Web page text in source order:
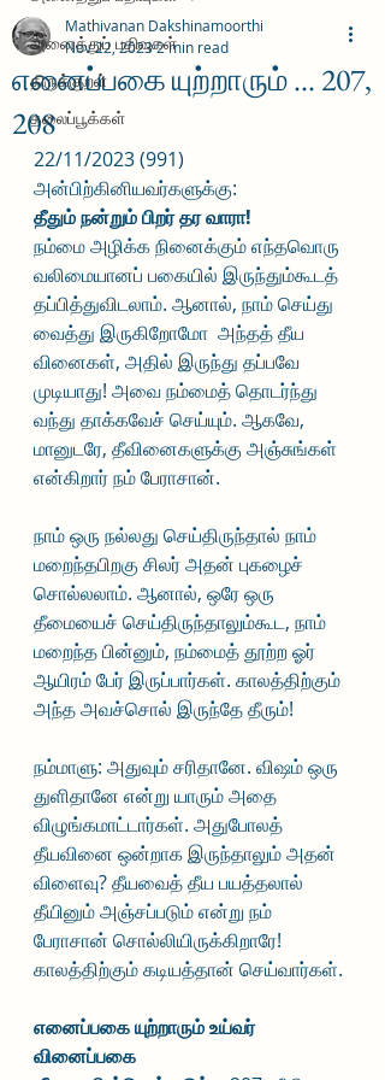
அனைத்துப் பதிவுகள்
திருக்குறள்
தலைப்பூக்கள்
எனைப்பகை யுற்றாரும் ... 207,
208
Mathivanan Dakshinamoorthi
Nov 22, 20232 min read
22/11/2023 (991)
அன்பிற்கினியவர்களுக்கு:
தீதும் நன்றும் பிறர் தர வாரா!
நம்மை அழிக்க நினைக்கும் எந்தவொரு
வலிமையானப் பகையில் இருந்தும்கூடத்
தப்பித்துவிடலாம். ஆனால், நாம் செய்து
வைத்து இருகிறோமோ  அந்தத் தீய
வினைகள், அதில் இருந்து தப்பவே
முடியாது! அவை நம்மைத் தொடர்ந்து
வந்து தாக்கவேச் செய்யும். ஆகவே,
மானுடரே, தீவினைகளுக்கு அஞ்சுங்கள்
என்கிறார் நம் பேராசான்.
நாம் ஒரு நல்லது செய்திருந்தால் நாம்
மறைந்தபிறகு சிலர் அதன் புகழைச்
சொல்லலாம். ஆனால், ஒரே ஒரு
தீமையைச் செய்திருந்தாலும்கூட, நாம்
மறைந்த பின்னும், நம்மைத் தூற்ற ஓர்
ஆயிரம் பேர் இருப்பார்கள். காலத்திற்கும்
அந்த அவச்சொல் இருந்தே தீரும்!
நம்மாளு: அதுவும் சரிதானே. விஷம் ஒரு
துளிதானே என்று யாரும் அதை
விழுங்கமாட்டார்கள். அதுபோலத்
தீயவினை ஒன்றாக இருந்தாலும் அதன்
விளைவு? தீயவைத் தீய பயத்தலால்
தீயினும் அஞ்சப்படும் என்று நம்
பேராசான் சொல்லியிருக்கிறாரே!
காலத்திற்கும் கடியத்தான் செய்வார்கள்.
எனைப்பகை யுற்றாரும் உய்வர்
வினைப்பகை